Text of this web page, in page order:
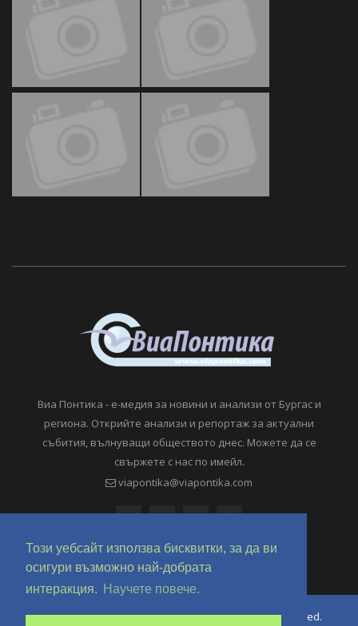
Този уебсайт използва бисквитки, за да ви
осигури възможно най-добрата
интеракция.
Научете повече.
Виа Понтика - е-медия за новини и анализи от Бургас и
региона. Открийте анализи и репортаж за актуални
събития, вълнуващи обществото днес. Можете да се
свържете с нас по имейл.
viapontika@viapontika.com
Copyright © 2018-2024 ViaPontika.com. All Rights Reserved.